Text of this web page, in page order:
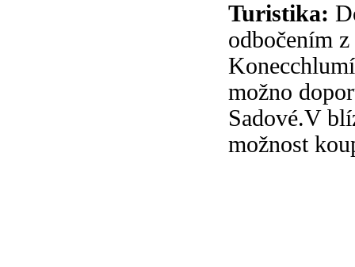
Turistika:
odbočením
možno
Sadové.V
možnost